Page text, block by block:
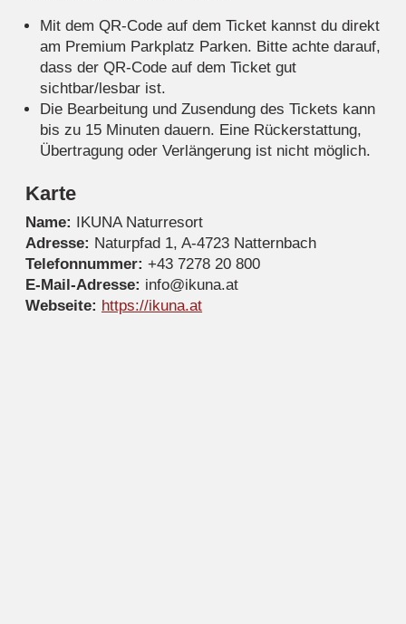
Mit dem QR-Code auf dem Ticket kannst du direkt
am Premium Parkplatz Parken. Bitte achte darauf,
dass der QR-Code auf dem Ticket gut
sichtbar/lesbar ist.
Die Bearbeitung und Zusendung des Tickets kann
bis zu 15 Minuten dauern. Eine Rückerstattung,
Übertragung oder Verlängerung ist nicht möglich.
Karte
Name:
IKUNA Naturresort
Adresse: Naturpfad 1, A-4723 Natternbach
Telefonnummer: +43 7278 20 800
E-Mail-Adresse: info@ikuna.at
Webseite: https://ikuna.at